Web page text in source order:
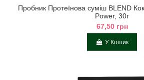
Пробник Протеїнова суміш BLEND
Power, 30г
67,50 грн
У Кошик